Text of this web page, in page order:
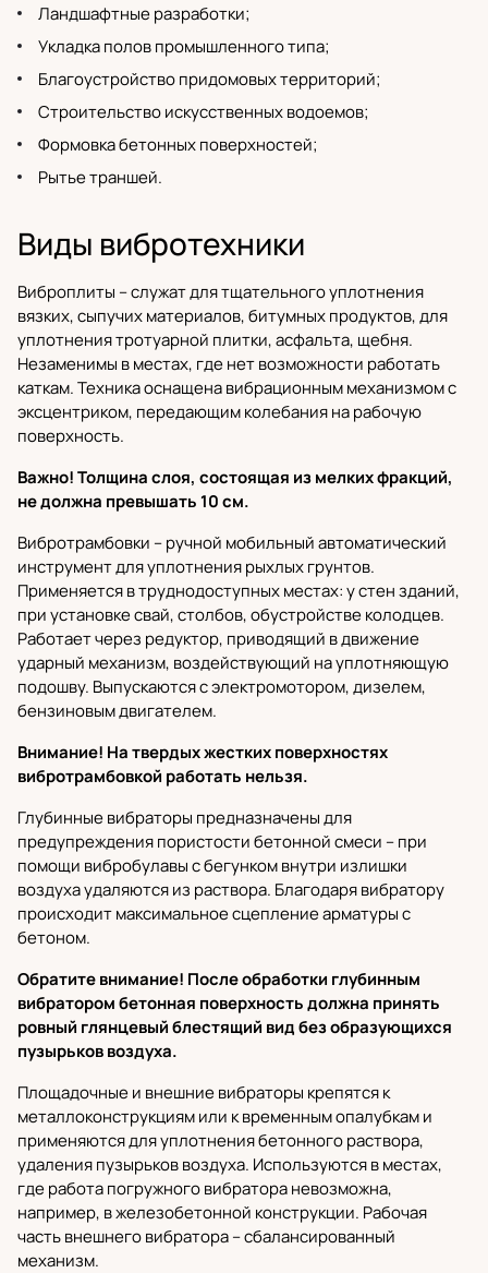
Ландшафтные разработки;
Укладка полов промышленного типа;
Благоустройство придомовых территорий;
Строительство искусственных водоемов;
Формовка бетонных поверхностей;
Рытье траншей.
Виды вибротехники
Виброплиты – служат для тщательного уплотнения
вязких, сыпучих материалов, битумных продуктов, для
уплотнения тротуарной плитки, асфальта, щебня.
Незаменимы в местах, где нет возможности работать
каткам. Техника оснащена вибрационным механизмом с
эксцентриком, передающим колебания на рабочую
поверхность.
Важно! Толщина слоя, состоящая из мелких фракций,
не должна превышать 10 см.
Вибротрамбовки – ручной мобильный автоматический
инструмент для уплотнения рыхлых грунтов.
Применяется в труднодоступных местах: у стен зданий,
при установке свай, столбов, обустройстве колодцев.
Работает через редуктор, приводящий в движение
ударный механизм, воздействующий на уплотняющую
подошву. Выпускаются с электромотором, дизелем,
бензиновым двигателем.
Внимание! На твердых жестких поверхностях
вибротрамбовкой работать нельзя.
Глубинные вибраторы предназначены для
предупреждения пористости бетонной смеси – при
помощи вибробулавы с бегунком внутри излишки
воздуха удаляются из раствора. Благодаря вибратору
происходит максимальное сцепление арматуры с
бетоном.
Обратите внимание! После обработки глубинным
вибратором бетонная поверхность должна принять
ровный глянцевый блестящий вид без образующихся
пузырьков воздуха.
Площадочные и внешние вибраторы крепятся к
металлоконструкциям или к временным опалубкам и
применяются для уплотнения бетонного раствора,
удаления пузырьков воздуха. Используются в местах,
где работа погружного вибратора невозможна,
например, в железобетонной конструкции. Рабочая
часть внешнего вибратора – сбалансированный
механизм.